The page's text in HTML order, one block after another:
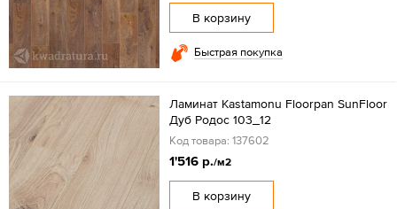
В корзину
Быстрая покупка
Ламинат Kastamonu Floorpan SunFloor
Дуб Родос 103_12
Код товара: 137602
1'516 р./м2
В корзину